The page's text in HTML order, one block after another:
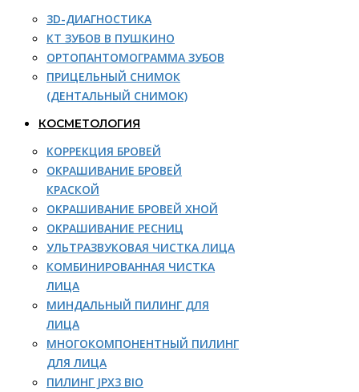
3D-ДИАГНОСТИКА
КТ ЗУБОВ В ПУШКИНО
ОРТОПАНТОМОГРАММА ЗУБОВ
ПРИЦЕЛЬНЫЙ СНИМОК
(ДЕНТАЛЬНЫЙ СНИМОК)
КОСМЕТОЛОГИЯ
КОРРЕКЦИЯ БРОВЕЙ
ОКРАШИВАНИЕ БРОВЕЙ
КРАСКОЙ
ОКРАШИВАНИЕ БРОВЕЙ ХНОЙ
ОКРАШИВАНИЕ РЕСНИЦ
УЛЬТРАЗВУКОВАЯ ЧИСТКА ЛИЦА
КОМБИНИРОВАННАЯ ЧИСТКА
ЛИЦА
МИНДАЛЬНЫЙ ПИЛИНГ ДЛЯ
ЛИЦА
МНОГОКОМПОНЕНТНЫЙ ПИЛИНГ
ДЛЯ ЛИЦА
ПИЛИНГ JPX3 BIO